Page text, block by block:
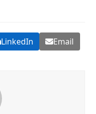
LinkedIn Email